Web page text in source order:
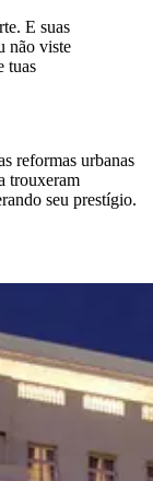
E suas
não viste
tuas
reformas urbanas
trouxeram
seu prestígio.